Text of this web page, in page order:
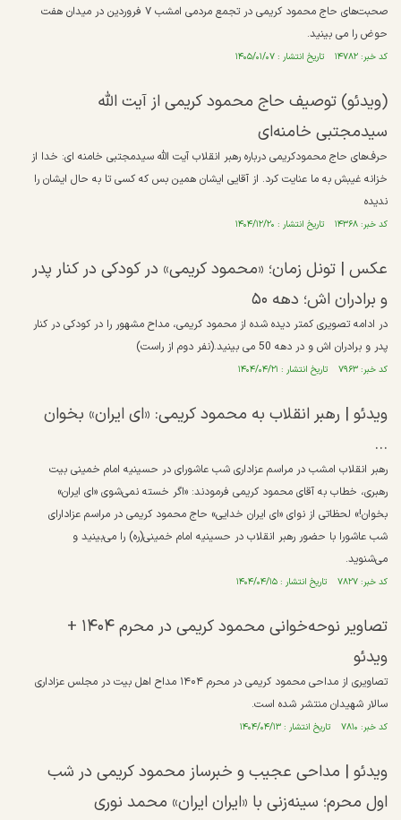
صحبت‌های حاج محمود کریمی در تجمع مردمی امشب ۷ فروردین در میدان هفت
حوض را می بینید.
کد خبر: ۱۴۷۸۲ تاریخ انتشار : ۱۴۰۵/۰۱/۰۷
(ویدئو) توصیف حاج محمود کریمی از آیت الله
سیدمجتبی خامنه‌ای
حرف‌های حاج محمودکریمی درباره رهبر انقلاب آیت الله سیدمجتبی خامنه ای: خدا از
خزانه غیبش به ما عنایت کرد. از آقایی ایشان همین بس که کسی تا به حال ایشان را
ندیده
کد خبر: ۱۴۳۶۸ تاریخ انتشار : ۱۴۰۴/۱۲/۲۰
عکس | تونل زمان؛ «محمود کریمی» در کودکی در کنار پدر
و برادران اش؛ دهه ۵۰
در ادامه تصویری کمتر دیده شده از محمود کریمی، مداح مشهور را در کودکی در کنار
پدر و برادران اش و در دهه 50 می بینید.(نفر دوم از راست)
کد خبر: ۷۹۶۳ تاریخ انتشار : ۱۴۰۴/۰۴/۲۱
ویدئو | رهبر انقلاب به محمود کریمی: «ای ایران» بخوان
...
رهبر انقلاب امشب در مراسم عزاداری شب عاشورای در حسینیه امام خمینی بیت
رهبری، خطاب به آقای محمود کریمی فرمودند: «اگر خسته نمی‌شوی «ای ایران»
بخوان!» لحظاتی از نوای «ای ایران خدایی» حاج محمود کریمی در مراسم عزادارای
شب عاشورا با حضور رهبر انقلاب در حسینیه امام خمینی(ره) را می‌بینید و
می‌شنوید.
کد خبر: ۷۸۲۷ تاریخ انتشار : ۱۴۰۴/۰۴/۱۵
تصاویر نوحه‌خوانی محمود کریمی در محرم ۱۴۰۴ +
ویدئو
تصاویری از مداحی محمود کریمی در محرم ۱۴۰۴ مداح اهل بیت در مجلس عزاداری
سالار شهیدان منتشر شده است.
کد خبر: ۷۸۱۰ تاریخ انتشار : ۱۴۰۴/۰۴/۱۳
ویدئو | مداحی عجیب و خبرساز محمود کریمی در شب
اول محرم؛ سینه‌زنی با «ایران ایران» محمد نوری